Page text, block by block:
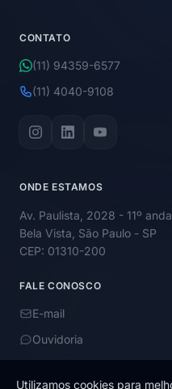
CONTATO
(11) 94359-6577
(11) 4040-9108
ONDE ESTAMOS
Av. Paulista, 2028 - 11º
Bela Vista, São Paulo - SP
CEP: 01310-200
FALE CONOSCO
E-mail
Ouvidoria
Utilizamos cookies para